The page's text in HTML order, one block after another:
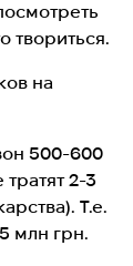
твориться.
на
500-600
2-3
Т.е.
млн грн.